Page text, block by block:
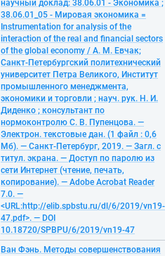
научный доклад: 38.06.01 - Экономика ;
38.06.01_05 - Мировая экономика =
Instrumentation for analysis of the
interaction of the real and financial sectors
of the global economy / А. М. Евчак;
Санкт-Петербургский политехнический
университет Петра Великого, Институт
промышленного менеджмента,
экономики и торговли ; науч. рук. Н. И.
Диденко ; консультант по
нормоконтролю С. В. Пупенцова. —
Электрон. текстовые дан. (1 файл : 0,6
Мб). — Санкт-Петербург, 2019. — Загл. с
титул. экрана. — Доступ по паролю из
сети Интернет (чтение, печать,
копирование). — Adobe Acrobat Reader
7.0. —
<URL:http://elib.spbstu.ru/dl/6/2019/vn19-
47.pdf>. — DOI
10.18720/SPBPU/6/2019/vn19-47
Ван Фэнь. Методы совершенствования